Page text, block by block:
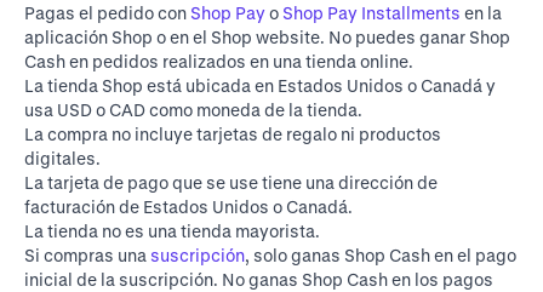
Pagas el pedido con Shop Payo Shop Pay Installments en la
aplicación Shop o en el Shop website. No puedes ganar Shop
Cash en pedidos realizados en una tienda online.
La tienda Shop está ubicada en Estados Unidos o Canadá y
usa USD o CAD como moneda de la tienda.
La compra no incluye tarjetas de regalo ni productos
digitales.
La tarjeta de pago que se use tiene una dirección de
facturación de Estados Unidos o Canadá.
La tienda no es una tienda mayorista.
Si compras una suscripción, solo ganas Shop Cash en el pago
inicial de la suscripción. No ganas Shop Cash en los pagos